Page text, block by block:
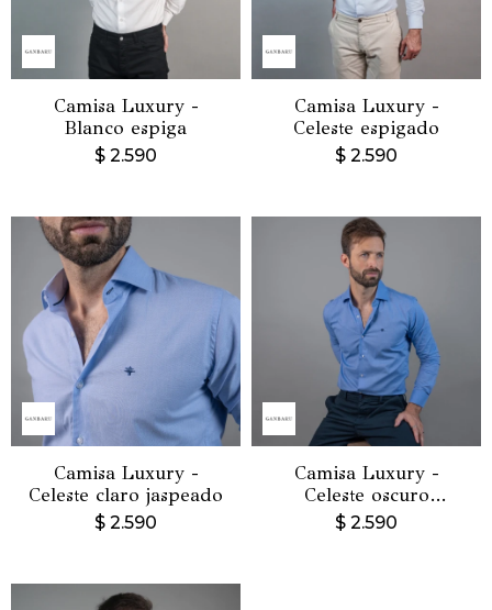
Camisa Luxury -
Blanco espiga
$ 2.590
Camisa Luxury -
Celeste espigado
$ 2.590
Camisa Luxury -
Celeste claro jaspeado
$ 2.590
Camisa Luxury -
Celeste oscuro
jaspeado
$ 2.590